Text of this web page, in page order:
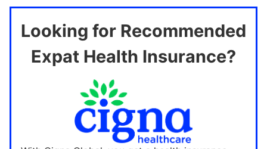
Looking for Recommended
Expat Health Insurance?